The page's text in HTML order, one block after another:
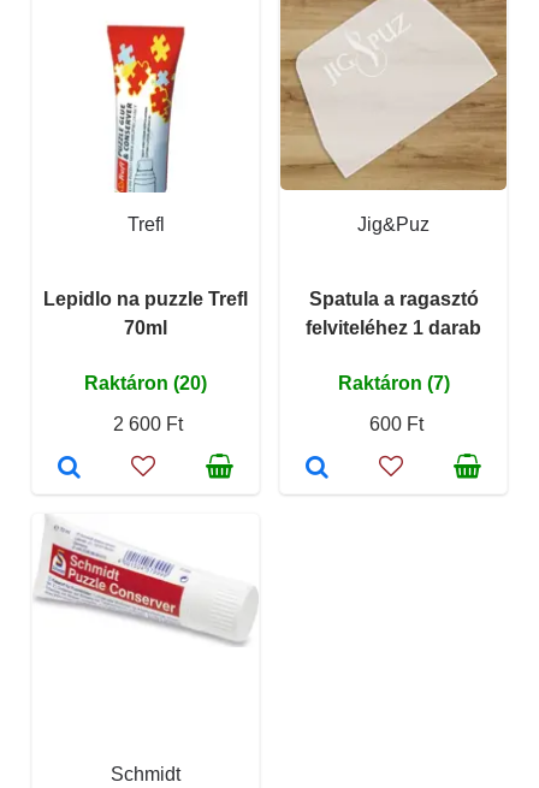
Trefl
Lepidlo na puzzle Trefl
70ml
Raktáron (20)
2 600 Ft
Jig&Puz
Spatula a ragasztó
felviteléhez 1 darab
Raktáron (7)
600 Ft
Schmidt